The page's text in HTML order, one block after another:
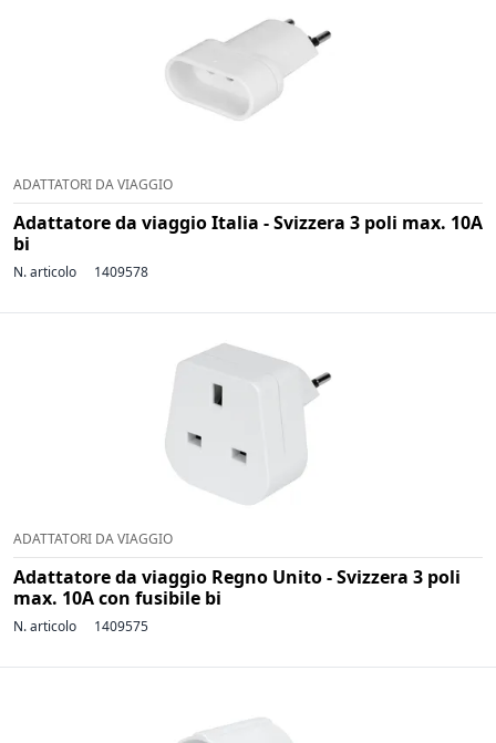
ADATTATORI DA VIAGGIO
Adattatore da viaggio Italia - Svizzera 3 poli max. 10A
bi
N. articolo 1409578
ADATTATORI DA VIAGGIO
Adattatore da viaggio Regno Unito - Svizzera 3 poli
max. 10A con fusibile bi
N. articolo 1409575